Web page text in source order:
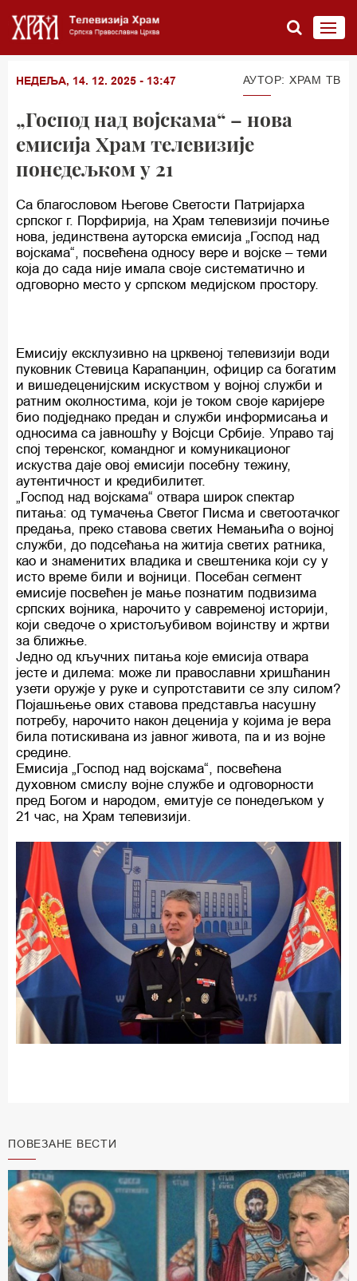
НЕДЕЉА, 14. 12. 2025 - 13:47 АУТОР: ХРАМ ТВ
„Господ над војскама“ – нова
емисија Храм телевизије
понедељком у 21
Са благословом Његове Светости Патријарха
српског г. Порфирија, на Храм телевизији почиње
нова, јединствена ауторска емисија „Господ над
војскама“, посвећена односу вере и војске – теми
која до сада није имала своје систематично и
одговорно место у српском медијском простору.
Емисију ексклузивно на црквеној телевизији води
пуковник Стевица Карапанџин, официр са богатим
и вишедеценијским искуством у војној служби и
ратним околностима, који је током своје каријере
био подједнако предан и служби информисања и
односима са јавношћу у Војсци Србије. Управо тај
спој теренског, командног и комуникационог
искуства даје овој емисији посебну тежину,
аутентичност и кредибилитет.
„Господ над војскама“ отвара широк спектар
питања: од тумачења Светог Писма и светоотачког
предања, преко ставова светих Немањића о војној
служби, до подсећања на житија светих ратника,
као и знаменитих владика и свештеника који су у
исто време били и војници. Посебан сегмент
емисије посвећен је мање познатим подвизима
српских војника, нарочито у савременој историји,
који сведоче о христољубивом војинству и жртви
за ближње.
Једно од кључних питања које емисија отвара
јесте и дилема: може ли православни хришћанин
узети оружје у руке и супротставити се злу силом?
Појашњење ових ставова представља насушну
потребу, нарочито након деценија у којима је вера
била потискивана из јавног живота, па и из војне
средине.
Емисија „Господ над војскама“, посвећена
духовном смислу војне службе и одговорности
пред Богом и народом, емитује се понедељком у
21 час, на Храм телевизији.
ПОВЕЗАНЕ ВЕСТИ